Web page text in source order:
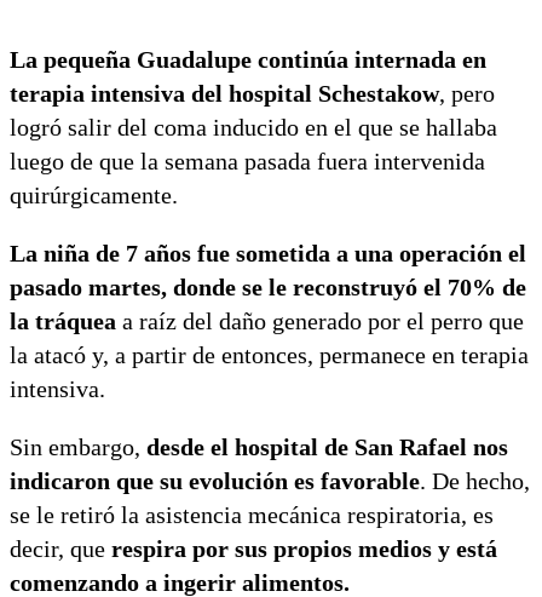
La pequeña Guadalupe continúa internada en
terapia intensiva del hospital Schestakow, pero
logró salir del coma inducido en el que se hallaba
luego de que la semana pasada fuera intervenida
quirúrgicamente.
La niña de 7 años fue sometida a una operación el
pasado martes, donde se le reconstruyó el 70% de
la tráquea a raíz del daño generado por el perro que
la atacó y, a partir de entonces, permanece en terapia
intensiva.
Sin embargo, desde el hospital de San Rafael nos
indicaron que su evolución es favorable. De hecho,
se le retiró la asistencia mecánica respiratoria, es
decir, que respira por sus propios medios y está
comenzando a ingerir alimentos.